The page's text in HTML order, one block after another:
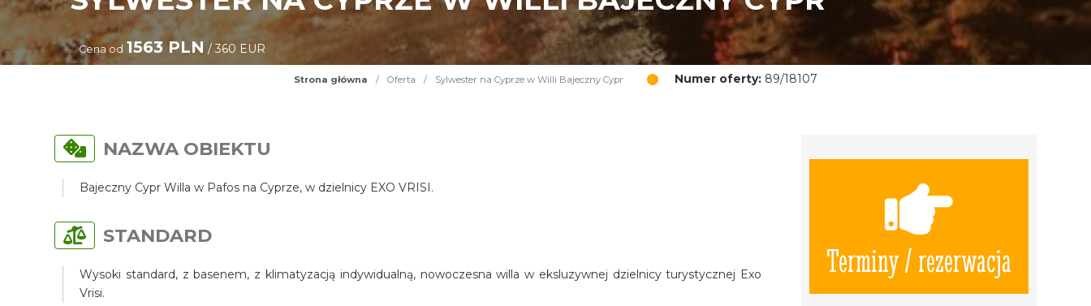
Cena od 1563 PLN / 360 EUR
Strona główna / Oferta / Sylwester na Cyprze w Willi Bajeczny Cypr Numer oferty: 89/18107
Terminy / rezerwacja
NAZWA OBIEKTU
Bajeczny Cypr Willa w Pafos na Cyprze, w dzielnicy EXO VRISI.
STANDARD
Wysoki standard, z basenem, z klimatyzacją indywidualną, nowoczesna willa w eksluzywnej dzielnicy turystycznej Exo
Vrisi.